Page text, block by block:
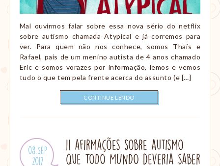
Mal ouvirmos falar sobre essa nova sério do netflix
sobre autismo chamada Atypical e já corremos para
ver. Para quem não nos conhece, somos Thaís e
Rafael, pais de um menino autista de 4 anos chamado
Eric e somos vorazes por informação, lemos e vemos
tudo o que tem pela frente acerca do assunto (e […]
CONTINUE LENDO
Publicado
em:
08.Sep
.
2017
11 afirmações sobre autismo
que TODO MUNDO deveria saber